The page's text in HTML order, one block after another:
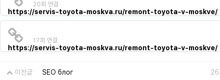
https://servis-toyota-moskva.ru/remont-toyota-v-moskve/
20회 연결
https://servis-toyota-moskva.ru/remont-toyota-v-moskve/
17회 연결
이전글 SEO блог